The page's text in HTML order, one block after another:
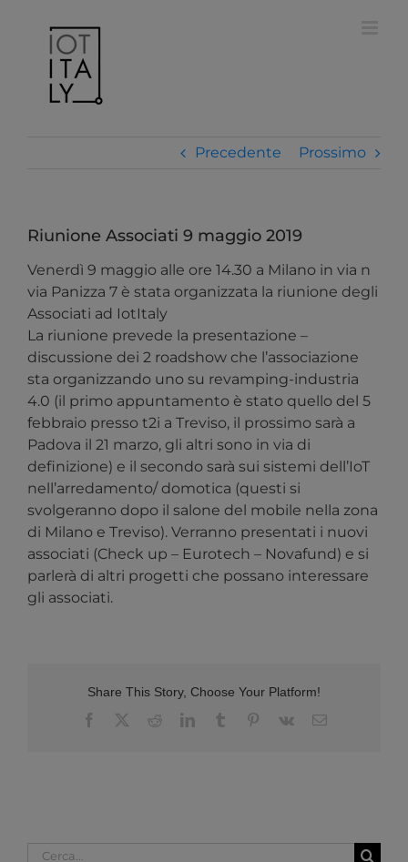
contenuto
Precedente Prossimo
Riunione Associati 9 maggio 2019
Venerdì 9 maggio alle ore 14.30 a Milano in via n
via Panizza 7 è stata organizzata la riunione degli
Associati ad IotItaly
La riunione prevede la presentazione –
discussione dei 2 roadshow che l’associazione
sta organizzando uno su revamping-industria
4.0 (il primo appuntamento è stato quello del 5
febbraio presso t2i a Treviso, il prossimo sarà a
Padova il 21 marzo, gli altri sono in via di
definizione) e il secondo sarà sui sistemi dell’IoT
nell’arredamento/ domotica (questi si
svolgeranno dopo il salone del mobile nella zona
di Milano e Treviso). Verranno presentati i nuovi
associati (Check up – Eurotech – Novafund) e si
parlerà di altri progetti che possano interessare
gli associati.
Share This Story, Choose Your Platform!
Facebook
RedditLinkedInTumblr Pinterest
Vk Email
Cerca